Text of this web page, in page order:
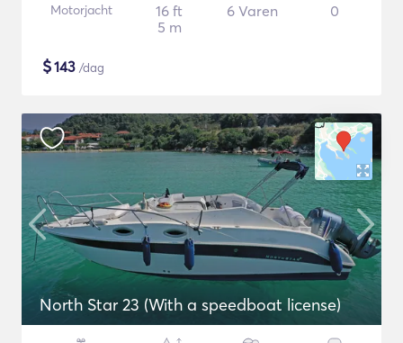
Motorjacht
16 ft
5 m
6 Varen 0
$143 /dag
North Star 23 (With a speedboat license)